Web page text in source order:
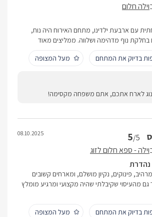
וילה חלום
עם ארבעת ילדינו, מתחם האירוח היה נוח,
בחלקת נוף מדהימה ושלווה. ממליצים מאוד
בדיוק את המתחם
מעל המצופה
לארח אתכם, אתם משפחה מקסימה!
5/5
וילה - ספא חלום לזוג
08.10.2025
פינוקים, נקיון מושלם, ומארחים קשובים
גם מהעיסוי שקיבלתי שהיה מקצועי ומרגיע מומלץ
בדיוק את המתחם
מעל המצופה